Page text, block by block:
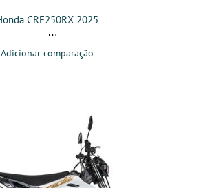
Honda CRF250RX 2025
Adicionar comparação